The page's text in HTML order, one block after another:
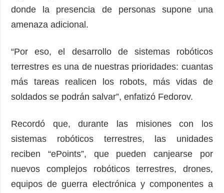
donde la presencia de personas supone una
amenaza adicional.
“Por eso, el desarrollo de sistemas robóticos
terrestres es una de nuestras prioridades: cuantas
más tareas realicen los robots, más vidas de
soldados se podrán salvar”, enfatizó Fedorov.
Recordó que, durante las misiones con los
sistemas robóticos terrestres, las unidades
reciben “ePoints”, que pueden canjearse por
nuevos complejos robóticos terrestres, drones,
equipos de guerra electrónica y componentes a